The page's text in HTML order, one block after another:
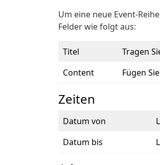
Um eine neue Event-
Felder wie folgt aus:
Titel
Tragen
Content
Fügen
Zeiten
Datum von
Datum bis